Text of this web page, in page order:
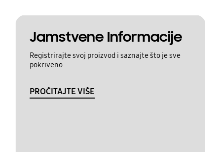
Jamstvene Informacije
Registrirajte svoj proizvod i saznajte što je sve
pokriveno
PROČITAJTE VIŠE